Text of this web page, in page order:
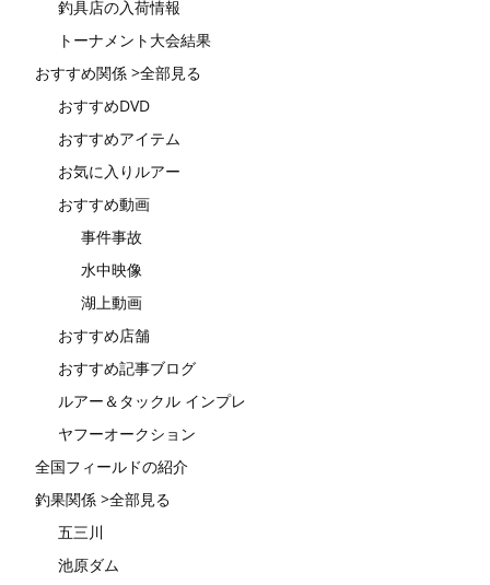
釣具店の入荷情報
トーナメント大会結果
おすすめ関係 >全部見る
おすすめDVD
おすすめアイテム
お気に入りルアー
おすすめ動画
事件事故
水中映像
湖上動画
おすすめ店舗
おすすめ記事ブログ
ルアー＆タックル インプレ
ヤフーオークション
全国フィールドの紹介
釣果関係 >全部見る
五三川
池原ダム